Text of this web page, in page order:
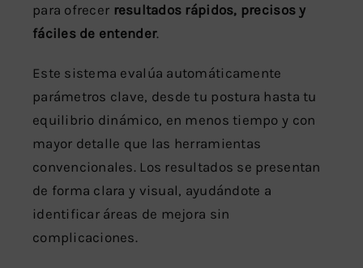
para ofrecer resultados rápidos, precisos y
fáciles de entender.
Este sistema evalúa automáticamente
parámetros clave, desde tu postura hasta tu
equilibrio dinámico, en menos tiempo y con
mayor detalle que las herramientas
convencionales. Los resultados se presentan
de forma clara y visual, ayudándote a
identificar áreas de mejora sin
complicaciones.